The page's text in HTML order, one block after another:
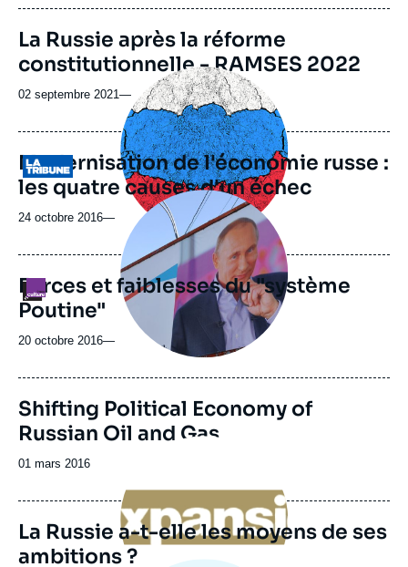
publication
La Russie après la réforme
constitutionnelle - RAMSES 2022
02 septembre 2021—
Logo
Image
principale
médiatique
Modernisation de l'économie russe :
les quatre causes d'un échec
24 octobre 2016—
Logo
Image
principale
médiatique
Forces et faiblesses du "système
Poutine"
20 octobre 2016—
Image
de
couverture
la
Shifting Political Economy of
Russian Oil and Gas
Date
publication
01 mars 2016
Image
La Russie a-t-elle les moyens de ses
ambitions ?